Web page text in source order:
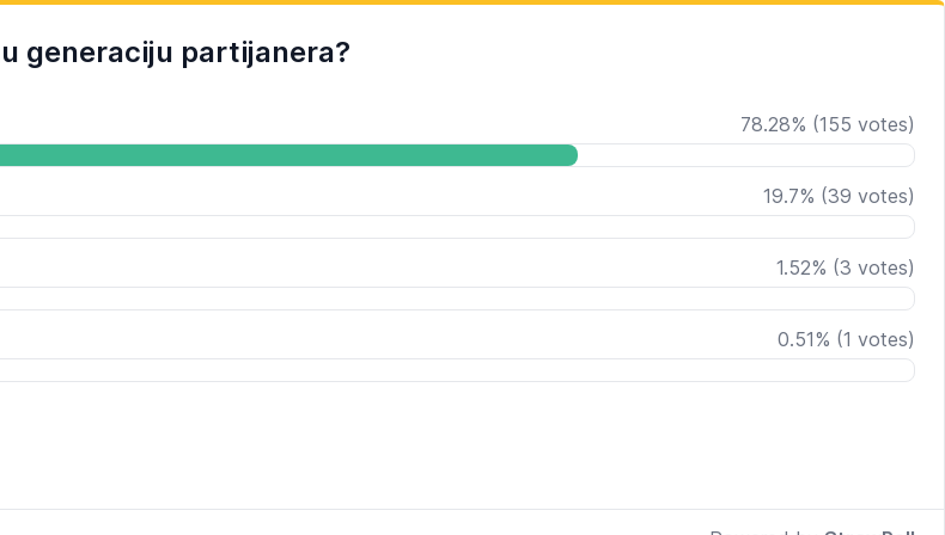
generaciju partijanera?
78.28% (155 votes)
19.7% (39 votes)
1.52% (3 votes)
0.51% (1 votes)